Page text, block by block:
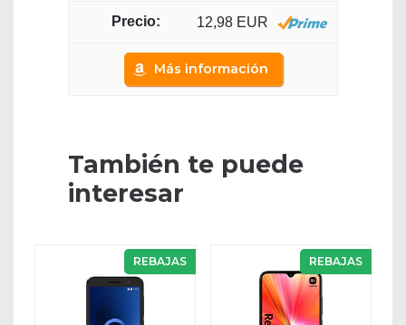
12,98 EUR
Más información
También te puede
interesar
REBAJAS REBAJAS